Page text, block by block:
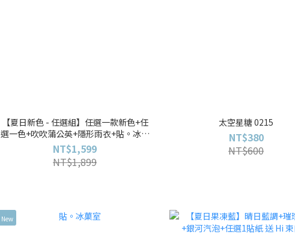
【夏日新色 - 任選組】任選一款新色+任
選一色+吹吹蒲公英+隱形雨衣+貼。冰菓
室 送 夏日隨身化妝包
NT$1,599
NT$1,899
太空星糖 0215
NT$380
NT$600
New